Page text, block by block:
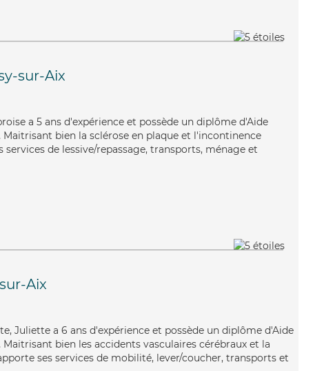
sur-Aix
a 5 ans d'expérience et possède un diplôme d'Aide
bien la sclérose en plaque et l'incontinence
de lessive/repassage, transports, ménage et
Aix
Juliette a 6 ans d'expérience et possède un diplôme d'Aide
bien les accidents vasculaires cérébraux et la
ses services de mobilité, lever/coucher, transports et